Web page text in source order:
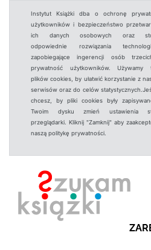
Instytut Książki dba o ochronę
użytkowników i bezpieczeństwo
ich danych osobowych oraz
odpowiednie rozwiązania
zapobiegające ingerencji osób
prywatność użytkowników. Używamy
plików cookies, by ułatwić korzystanie z
serwisów oraz do celów
chcesz, by pliki cookies były
Twoim dysku zmień ustawienia
przeglądarki. Kliknij "Zamknij" aby
naszą politykę prywatności.